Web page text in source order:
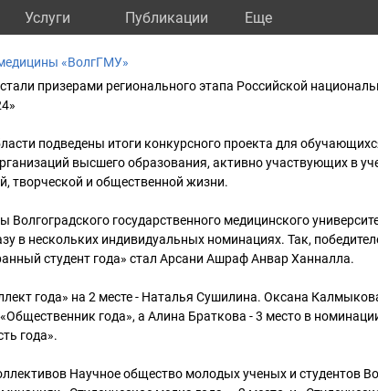
Услуги Публикации Eще
«ВолгГМУ»
призерами регионального этапа Российской
подведены итоги конкурсного проекта для
высшего образования, активно участвующих в
творческой и общественной жизни.
Волгоградского государственного медицинского
в нескольких индивидуальных номинациях. Так,
студент года» стал Арсани Ашраф Анвар Ханналла.
года» на 2 месте - Наталья Сушилина. Оксана
года», а Алина Браткова - 3 место в
года».
Научное общество молодых ученых и студентов